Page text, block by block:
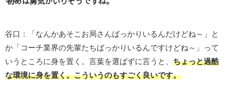
谷口：「なんかあそこお局さんばっかりいるんだけどね～」と
か「コーチ業界の先輩たちばっかりいるんですけどね～」って
いうところに身を置く。言葉を選ばずに言うと、 ちょっと過酷
な環境に身を置く。こういうのもすごく良いです。